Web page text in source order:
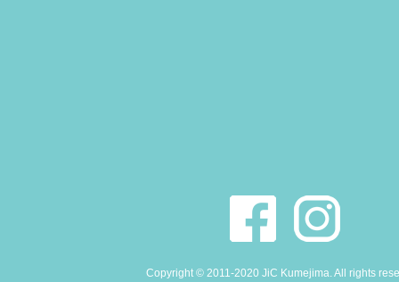
Copyright © 2011-2020 JiC Kumejima. All rights